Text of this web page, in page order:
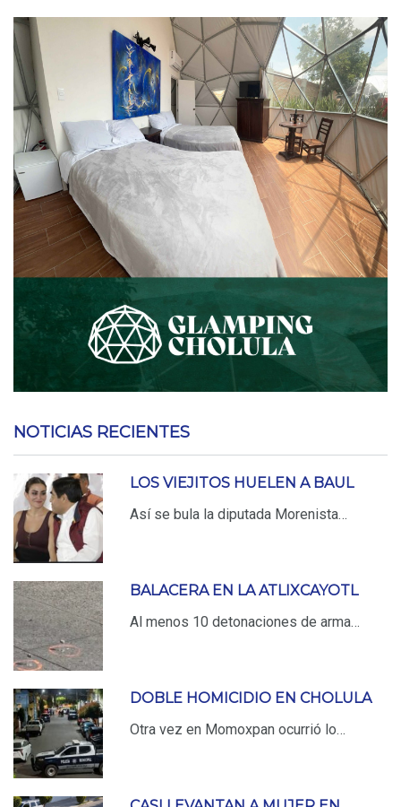
NOTICIAS RECIENTES
LOS VIEJITOS HUELEN A BAUL
Así se bula la diputada Morenista…
BALACERA EN LA ATLIXCAYOTL
Al menos 10 detonaciones de arma…
DOBLE HOMICIDIO EN CHOLULA
Otra vez en Momoxpan ocurrió lo…